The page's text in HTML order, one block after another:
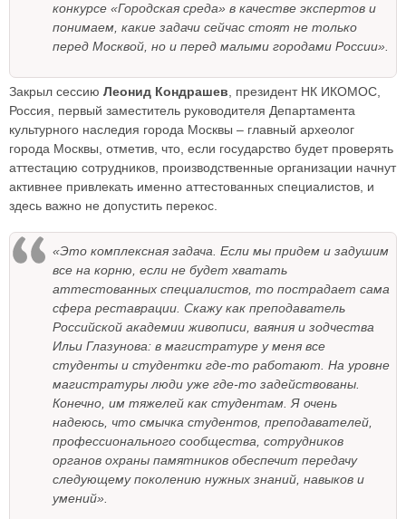
конкурсе «Городская среда» в качестве экспертов и
понимаем, какие задачи сейчас стоят не только
перед Москвой, но и перед малыми городами России».
Закрыл сессию Леонид Кондрашев , президент НК ИКОМОС,
Россия, первый заместитель руководителя Департамента
культурного наследия города Москвы – главный археолог
города Москвы, отметив, что, если государство будет проверять
аттестацию сотрудников, производственные организации начнут
активнее привлекать именно аттестованных специалистов, и
здесь важно не допустить перекос.
«Это комплексная задача. Если мы придем и задушим
все на корню, если не будет хватать
аттестованных специалистов, то пострадает сама
сфера реставрации. Скажу как преподаватель
Российской академии живописи, ваяния и зодчества
Ильи Глазунова: в магистратуре у меня все
студенты и студентки где-то работают. На уровне
магистратуры люди уже где-то задействованы.
Конечно, им тяжелей как студентам. Я очень
надеюсь, что смычка студентов, преподавателей,
профессионального сообщества, сотрудников
органов охраны памятников обеспечит передачу
следующему поколению нужных знаний, навыков и
умений».